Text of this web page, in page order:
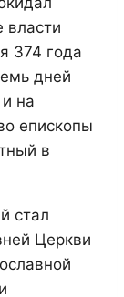
власти
374 года
дней
на
епископы
в
стал
Церкви